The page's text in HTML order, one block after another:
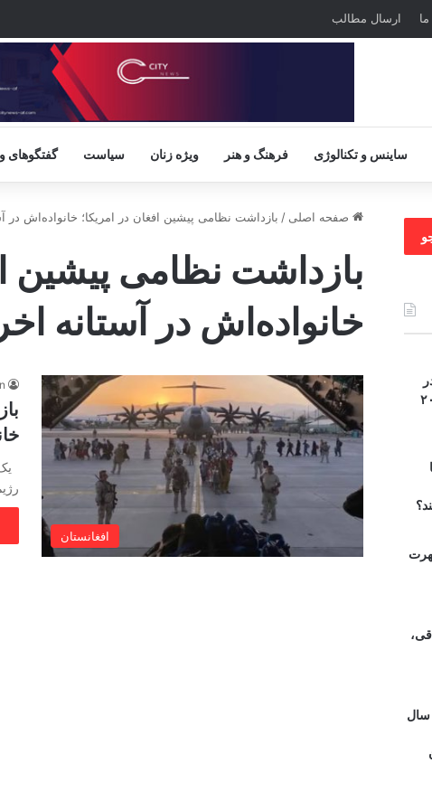
ارسال مطالب
ساینس و تکنالوژی فرهنگ و هنر ویژه زنان سیاست گفتگوهای
صفحه اصلی / بازداشت نظامی پیشین افغان در امریکا؛ خانواده‌اش در
بازداشت نظامی پیشین
خانواده‌اش در آستانه
افغانستان
انتظار نجات؛ گروگان‌گیران ۲۰
سال